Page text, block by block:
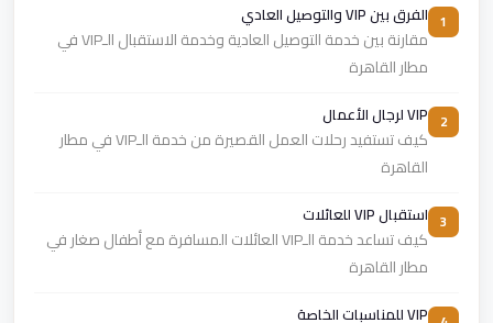
الفرق بين VIP والتوصيل العادي
مقارنة بين خدمة التوصيل العادية وخدمة الاستقبال الـVIP في
مطار القاهرة
VIP لرجال الأعمال
كيف تستفيد رحلات العمل القصيرة من خدمة الـVIP في مطار
القاهرة
استقبال VIP للعائلات
كيف تساعد خدمة الـVIP العائلات المسافرة مع أطفال صغار في
مطار القاهرة
VIP للمناسبات الخاصة